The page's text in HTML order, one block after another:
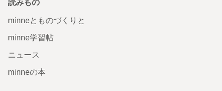
読みもの
minneとものづくりと
minne学習帖
ニュース
minneの本